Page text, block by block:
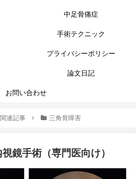
中足骨痛症
手術テクニック
プライバシーポリシー
論文日記
お問い合わせ
連記事 三角骨障害
鏡手術（専門医向け）